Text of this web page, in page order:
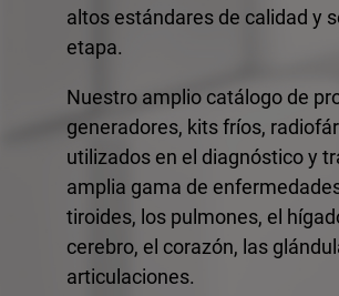
altos estándares de calidad y
etapa.
Nuestro amplio catálogo de
generadores, kits fríos,
utilizados en el diagnóstico y
amplia gama de
tiroides, los pulmones, el
cerebro, el corazón, las
articulaciones.